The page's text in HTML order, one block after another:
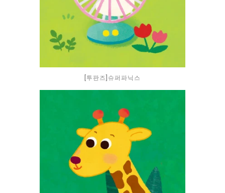
[투판즈]슈퍼파닉스